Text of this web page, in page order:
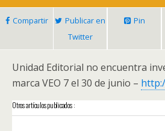
Compartir
Publicar en
Twitter
Pin
Unidad Editorial no encuentra
marca VEO 7 el 30 de junio –
Otros artículos publicados :